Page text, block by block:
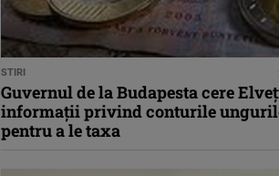
STIRI
Guvernul de la Budapesta cere
informaţii privind conturile
pentru a le taxa